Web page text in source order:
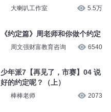
大喇叭工作室 5.5万
《约定篇》周老师和你做个约定
周文强财富教育咨询 6540
少年派7【再见了，市赛】04 说
好的约定呢？（上）
棒棒老师 2073